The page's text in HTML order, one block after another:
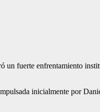
fuerte enfrentamiento
inicialmente por